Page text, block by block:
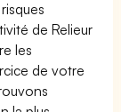
de Relieur
les
de votre